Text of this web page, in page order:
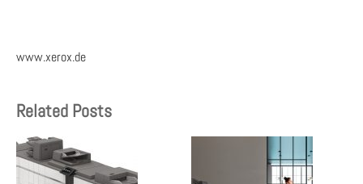
www.xerox.de
Related Posts